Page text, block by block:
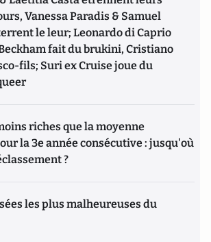
Vanessa Paradis & Samuel
le leur; Leonardo di Caprio
fait du brukini, Cristiano
fils; Suri ex Cruise joue du
riches que la moyenne
la 3e année consécutive : jusqu'où
?
les plus malheureuses du